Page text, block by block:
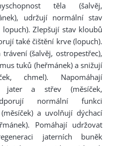
těla (šalvěj,
udržují normální stav
Zlepšují stav kloubů
také čištění krve (lopuch).
(šalvěj, ostropestřec),
tuků (heřmánek) a snižují
chmel). Napomáhají
jater a střev (měsíček,
normální funkci
a uvolňují dýchací
Pomáhají udržovat
jaterních buněk